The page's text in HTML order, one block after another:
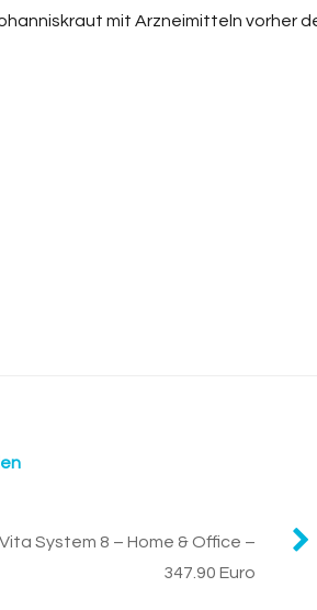
mit Arzneimitteln vorher
Vita System 8 – Home & Office –
347.90 Euro